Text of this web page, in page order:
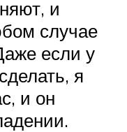
и
случае
если у
я
и он